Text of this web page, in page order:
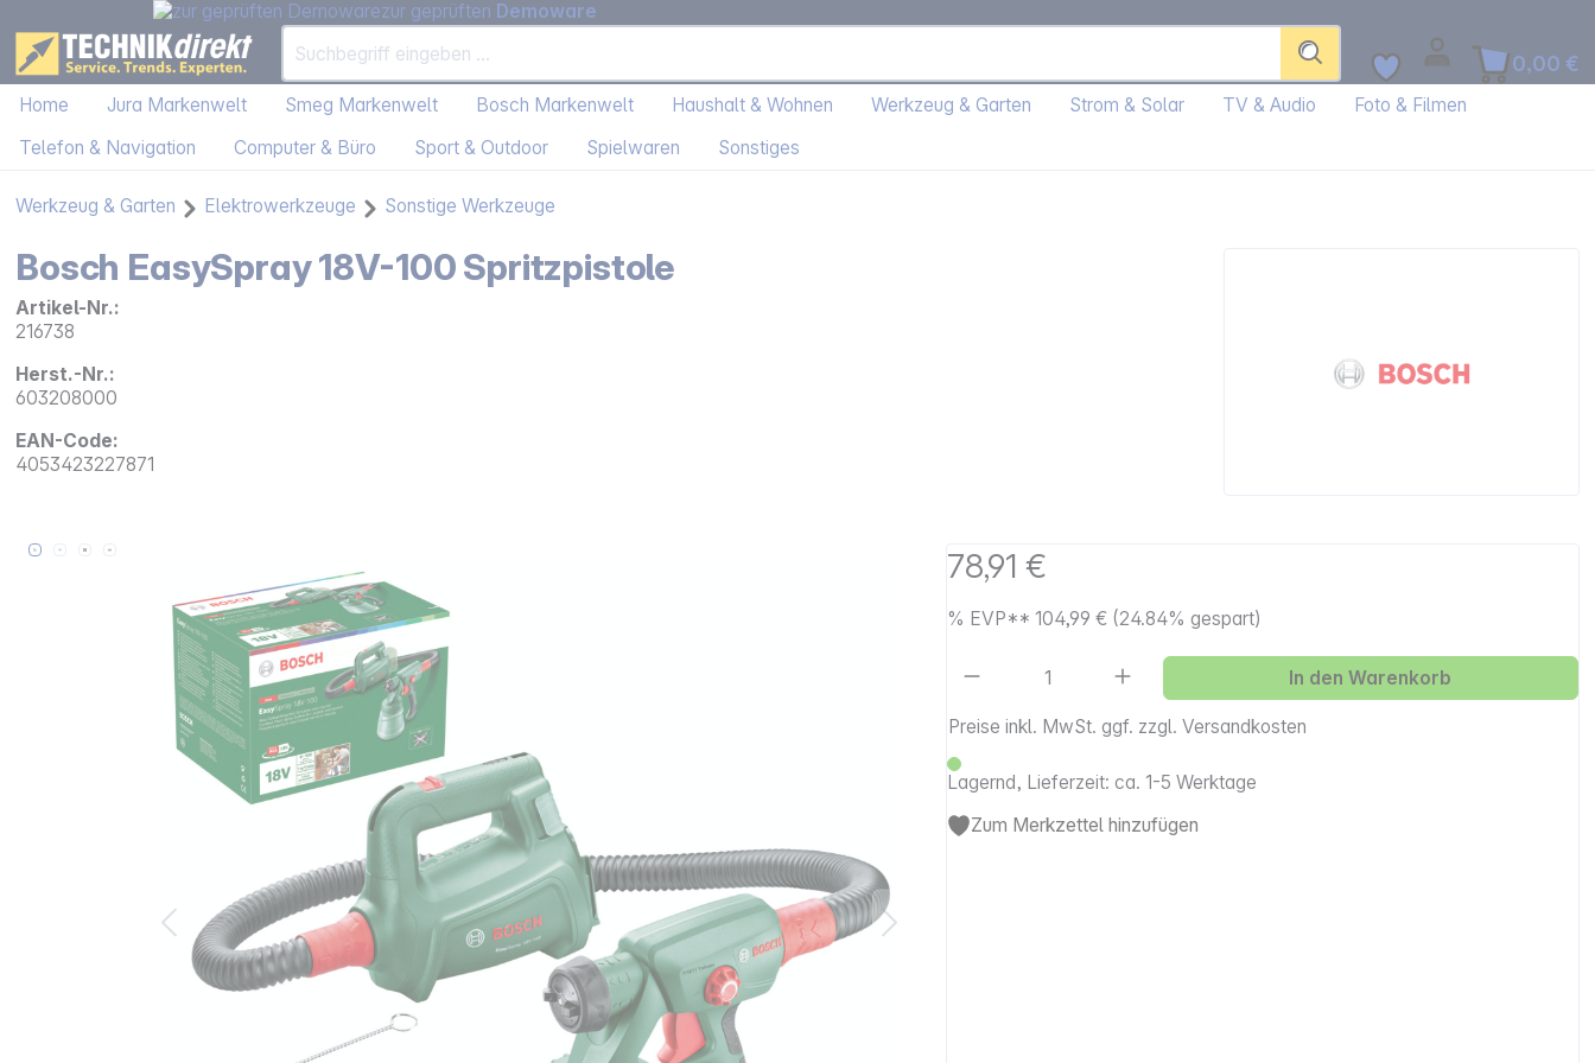
zur geprüften Demoware
0,00 €
Home Jura Markenwelt Smeg Markenwelt Bosch Markenwelt Haushalt & Wohnen Werkzeug & Garten Strom & Solar TV & Audio
Foto & Filmen
Telefon & Navigation
Computer & Büro Sport & Outdoor Spielwaren Sonstiges
Werkzeug & Garten Elektrowerkzeuge Sonstige Werkzeuge
Bosch EasySpray 18V-100 Spritzpistole
Artikel-Nr.:
216738
Herst.-Nr.:
603208000
EAN-Code:
4053423227871
Bildergalerie überspringen 78,91 €
% EVP**104,99 € (24.84% gespart)
Preise inkl. MwSt. ggf. zzgl. Versandkosten
Lagernd, Lieferzeit: ca. 1-5 Werktage
Artikel Anzahl: Gib den gewünschten Wert ein
In den Warenkorb
Zum Merkzettel hinzufügen